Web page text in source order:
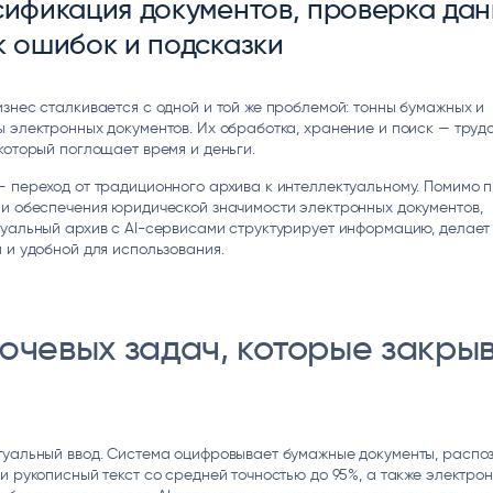
И ТЕКСТОВЫЕ БОТЫ
Преферентум
ИНТЕЛЛЕКТУАЛЬНАЯ ОБРАБОТКА
ТЕКСТА
MD Audit
документов, проверка
ошибок и подсказки
сталкивается с одной и той же проблемой: тонны бумажных и
электронных документов. Их обработка, хранение и поиск —
поглощает время и деньги.
переход от традиционного архива к интеллектуальному. Помимо
обеспечения юридической значимости электронных документов,
архив с AI-сервисами структурирует информацию,
и удобной для использования.
задач, которые
ввод. Система оцифровывает бумажные документы,
рукописный текст со средней точностью до 95%, а также